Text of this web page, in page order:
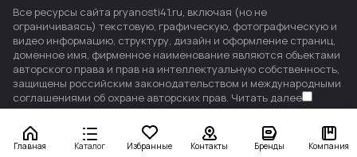
Главная Каталог Избранные Контакты Бренды Компания
Все ресурсы сайта pryanosti41.ru, включая (но не
ограничиваясь) текстовую, графическую, фотографическую и
видео информацию, структуру, дизайн и оформление страниц,
доменное имя, фирменное наименование являются объектами
авторского права и прав на интеллектуальную собственность,
защищены российским законодательством и международными
соглашениями об охране авторских прав. Читать далее